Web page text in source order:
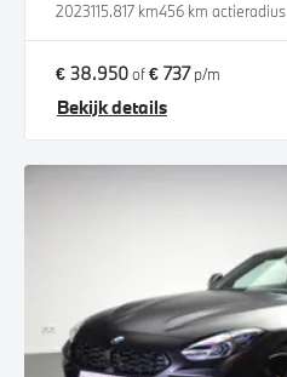
2023115.817 km456 km actieradius
€ 38.950of€ 737p/m
Bekijk details